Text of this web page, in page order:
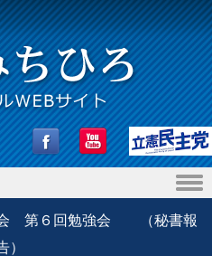
会 第６回勉強会 （秘書報
）